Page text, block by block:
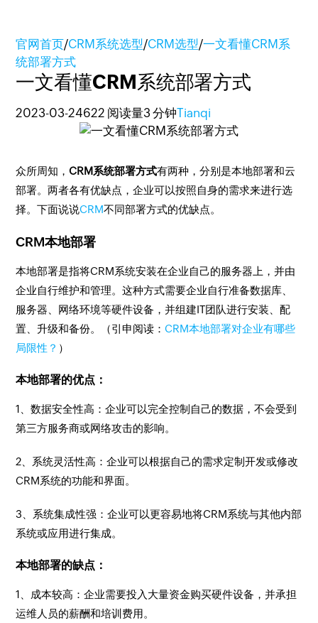
官网首页/CRM系统选型/CRM选型/一文看懂CRM系
统部署方式
一文看懂CRM系统部署方式
2023-03-24622 阅读量3 分钟Tianqi
众所周知，CRM系统部署方式有两种，分别是本地部署和云
部署。两者各有优缺点，企业可以按照自身的需求来进行选
择。下面说说CRM不同部署方式的优缺点。
CRM本地部署
本地部署是指将CRM系统安装在企业自己的服务器上，并由
企业自行维护和管理。这种方式需要企业自行准备数据库、
服务器、网络环境等硬件设备，并组建IT团队进行安装、配
置、升级和备份。（引申阅读：CRM本地部署对企业有哪些
局限性？ ）
本地部署的优点：
1、数据安全性高：企业可以完全控制自己的数据，不会受到
第三方服务商或网络攻击的影响。
2、系统灵活性高：企业可以根据自己的需求定制开发或修改
CRM系统的功能和界面。
3、系统集成性强：企业可以更容易地将CRM系统与其他内部
系统或应用进行集成。
本地部署的缺点：
1、成本较高：企业需要投入大量资金购买硬件设备，并承担
运维人员的薪酬和培训费用。